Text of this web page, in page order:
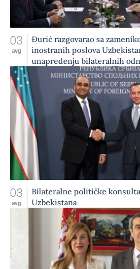
03
avg
Đurić razgovarao sa
inostranih poslova
unapređenju bilateralnih
03
avg
Bilateralne političke
Uzbekistana